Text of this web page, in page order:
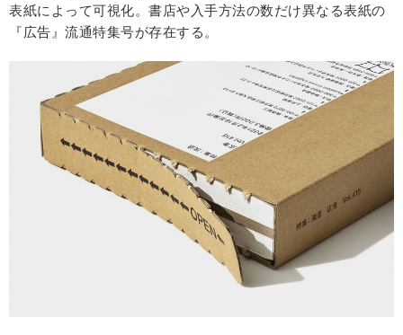
表紙によって可視化。書店や入手方法の数だけ異なる表紙の
『広告』流通特集号が存在する。